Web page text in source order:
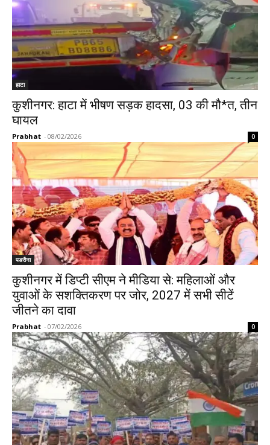
हाटा
कुशीनगर: हाटा में भीषण सड़क हादसा, 03 की मौ*त, तीन
घायल
Prabhat - 08/02/2026 0
पडरौना
कुशीनगर में डिप्टी सीएम ने मीडिया से: महिलाओं और
युवाओं के सशक्तिकरण पर जोर, 2027 में सभी सीटें
जीतने का दावा
Prabhat - 07/02/2026 0